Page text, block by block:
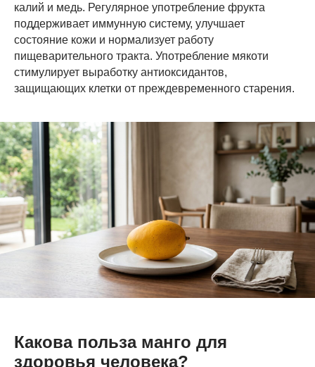
калий и медь. Регулярное употребление фрукта
поддерживает иммунную систему, улучшает
состояние кожи и нормализует работу
пищеварительного тракта. Употребление мякоти
стимулирует выработку антиоксидантов,
защищающих клетки от преждевременного старения.
Какова польза манго для
здоровья человека?